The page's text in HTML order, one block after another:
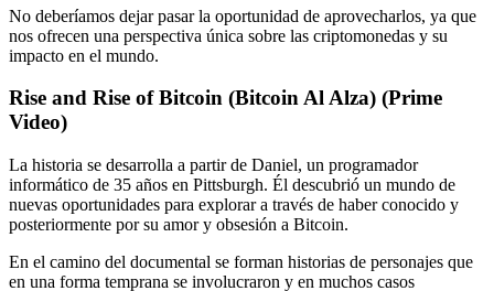
No deberíamos dejar pasar la oportunidad de aprovecharlos, ya que
nos ofrecen una perspectiva única sobre las criptomonedas y su
impacto en el mundo.
Rise and Rise of Bitcoin (Bitcoin Al Alza) (Prime
Video)
La historia se desarrolla a partir de Daniel, un programador
informático de 35 años en Pittsburgh. Él descubrió un mundo de
nuevas oportunidades para explorar a través de haber conocido y
posteriormente por su amor y obsesión a Bitcoin.
En el camino del documental se forman historias de personajes que
en una forma temprana se involucraron y en muchos casos